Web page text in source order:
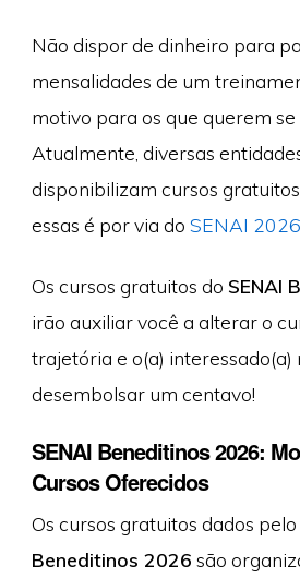
Não dispor de dinheiro para
mensalidades de um
motivo para os que querem se
Atualmente, diversas
disponibilizam cursos
essas é por via do SENAI 2026
Os cursos gratuitos do SENAI
irão auxiliar você a alterar o
trajetória e o(a) interessado(a)
desembolsar um centavo!
SENAI Beneditinos 2026:
Cursos Oferecidos
Os cursos gratuitos dados pelo
Beneditinos 2026 são